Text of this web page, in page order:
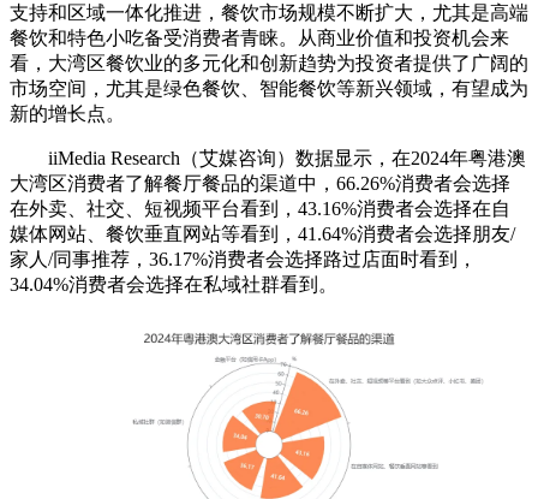
支持和区域一体化推进，餐饮市场规模不断扩大，尤其是高端
餐饮和特色小吃备受消费者青睐。从商业价值和投资机会来
看，大湾区餐饮业的多元化和创新趋势为投资者提供了广阔的
市场空间，尤其是绿色餐饮、智能餐饮等新兴领域，有望成为
新的增长点。
iiMedia Research（艾媒咨询）数据显示，在2024年粤港澳
大湾区消费者了解餐厅餐品的渠道中，66.26%消费者会选择
在外卖、社交、短视频平台看到，43.16%消费者会选择在自
媒体网站、餐饮垂直网站等看到，41.64%消费者会选择朋友/
家人/同事推荐，36.17%消费者会选择路过店面时看到，
34.04%消费者会选择在私域社群看到。